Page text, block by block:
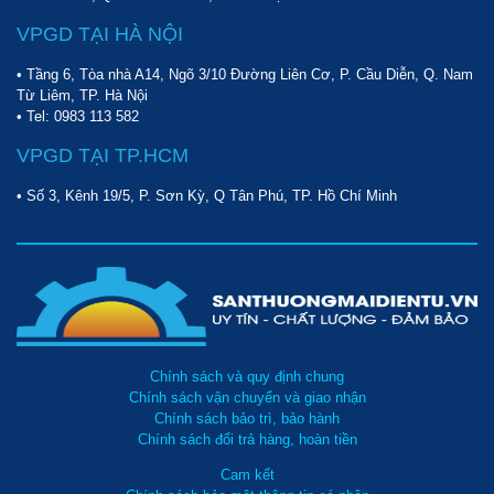
mức độ ẩm sao cho chính xác nhất.
Cách sử dụng tủ hút ẩm Nikatei Nc-600s
Có thể bạn quan tâm:
VPGD TẠI HÀ NỘI
• Tầng 6, Tòa nhà A14, Ngõ 3/10 Đường Liên Cơ, P. Cầu Diễn, Q. Nam
Từ Liêm, TP. Hà Nội
• Tel: 0983 113 582
VPGD TẠI TP.HCM
• Số 3, Kênh 19/5, P. Sơn Kỳ, Q Tân Phú, TP. Hồ Chí Minh
Chính sách và quy định chung
Chính sách vận chuyển và giao nhận
Chính sách bảo trì, bảo hành
Chính sách đổi trả hàng, hoàn tiền
Cam kết